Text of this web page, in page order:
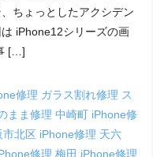
ちょっとしたアクシデン
iPhone12シリーズの画
[…]
修理 ガラス割れ修理 ス
まま修理中崎町 iPhone修
市北区 iPhone修理 天六
修理梅田 iPhone修理